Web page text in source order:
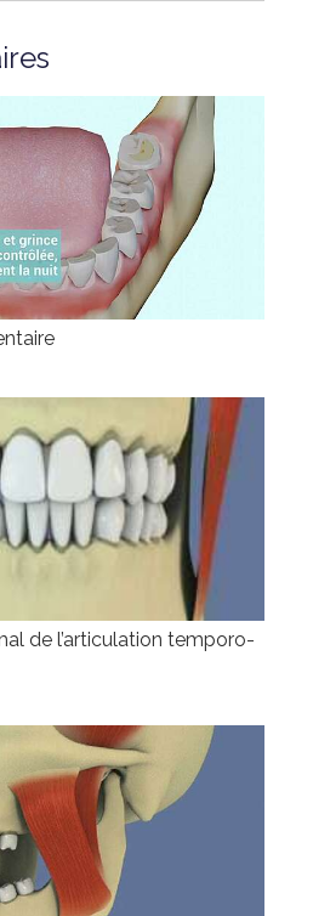
de l’articulation temporo-